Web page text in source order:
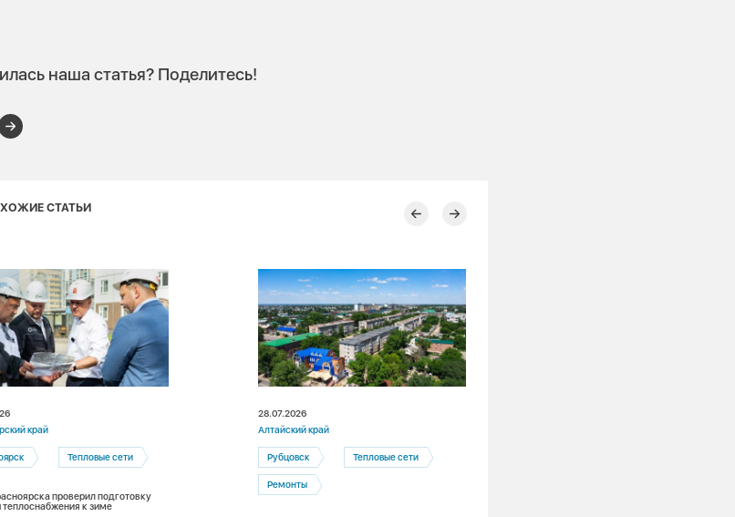
наша статья? Поделитесь!
СТАТЬИ
край
Тепловые сети
проверил подготовку
к зиме
28.07.2026
Алтайский край
Рубцовск Тепловые сети
Ремонты